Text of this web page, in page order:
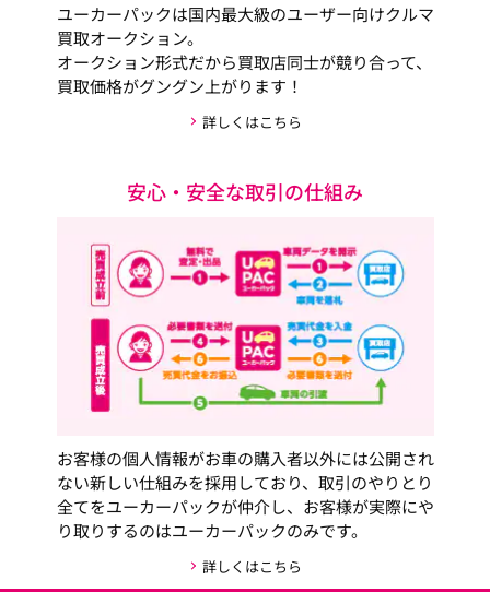
ユーカーパックは国内最大級のユーザー向けクルマ
買取オークション。
オークション形式だから買取店同士が競り合って、
買取価格がグングン上がります！
詳しくはこちら
安心・安全な取引の仕組み
お客様の個人情報がお車の購入者以外には公開され
ない新しい仕組みを採用しており、取引のやりとり
全てをユーカーパックが仲介し、お客様が実際にや
り取りするのはユーカーパックのみです。
詳しくはこちら